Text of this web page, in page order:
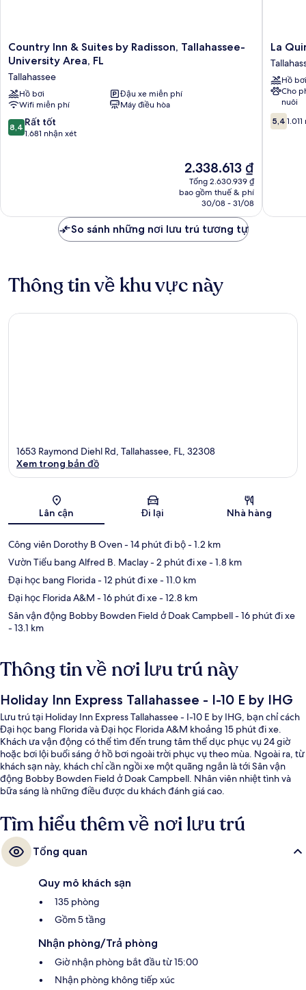
Country
Inn
Suites
by
Radisson,
Tallahassee-
University
Country Inn & Suites by Radisson, Tallahassee-
University Area, FL
Tallahassee
Hồ bơi
Đậu xe miễn phí
Wifi miễn phí
Máy điều hòa
8.4
trên
8,4 Rất tốt
1.681 nhận xét
Giá
hiện
tại
2.338.613 ₫
2.338.613 ₫
Tổng 2.630.939 ₫
bao gồm thuế & phí
30/08 - 31/08
La
Quinta
Inn
by
North
La
Hồ bơi
Cho
nuôi
5.4
trên
5,4
So sánh những nơi lưu trú tương tự
Thông tin về khu vực này
Bản đồ
1653 Raymond Diehl Rd, Tallahassee, FL, 32308
Xem trong bản đồ
Lân cận Đi lại Nhà hàng
Công viên Dorothy B Oven- 14 phút đi bộ- 1.2 km
Vườn Tiểu bang Alfred B. Maclay- 2 phút đi xe- 1.8 km
Đại học bang Florida- 12 phút đi xe- 11.0 km
Đại học Florida A&M - 16 phút đi xe- 12.8 km
Sân vận động Bobby Bowden Field ở Doak Campbell- 16 phút đi xe
- 13.1 km
Thông tin về nơi lưu trú này
Holiday Inn Express Tallahassee - I-10 E by IHG
Lưu trú tại Holiday Inn Express Tallahassee - I-10 E by IHG, bạn chỉ cách
Đại học bang Florida và Đại học Florida A&M khoảng 15 phút đi xe.
Khách ưa vận động có thể tìm đến trung tâm thể dục phục vụ 24 giờ
hoặc bơi lội buổi sáng ở hồ bơi ngoài trời phục vụ theo mùa. Ngoài ra, từ
khách sạn này, khách chỉ cần ngồi xe một quãng ngắn là tới Sân vận
động Bobby Bowden Field ở Doak Campbell. Nhân viên nhiệt tình và
bữa sáng là những điều được du khách đánh giá cao.
Tìm hiểu thêm về nơi lưu trú
Tổng quan
Quy mô khách sạn
135 phòng
Gồm 5 tầng
Nhận phòng/Trả phòng
Giờ nhận phòng bắt đầu từ 15:00
Nhận phòng không tiếp xúc